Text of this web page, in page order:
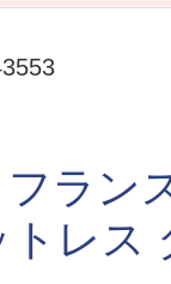
フラン
トレス